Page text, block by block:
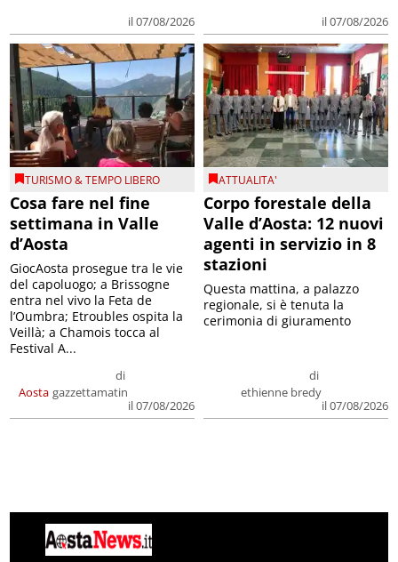
il 07/08/2026 il 07/08/2026
TURISMO & TEMPO LIBERO
Cosa fare nel fine
settimana in Valle
d’Aosta
Aosta
di
gazzettamatin
il 07/08/2026
GiocAosta prosegue tra le vie
del capoluogo; a Brissogne
entra nel vivo la Feta de
l’Oumbra; Etroubles ospita la
Veillà; a Chamois tocca al
Festival A...
ATTUALITA'
Corpo forestale della
Valle d’Aosta: 12 nuovi
agenti in servizio in 8
stazioni
di
ethienne bredy
il 07/08/2026
Questa mattina, a palazzo
regionale, si è tenuta la
cerimonia di giuramento